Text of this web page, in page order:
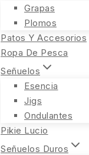
Grapas
Plomos
Patos Y Accesorios
Ropa De Pesca
Señuelos
Esencia
Jigs
Ondulantes
Pikie Lucio
Señuelos Duros